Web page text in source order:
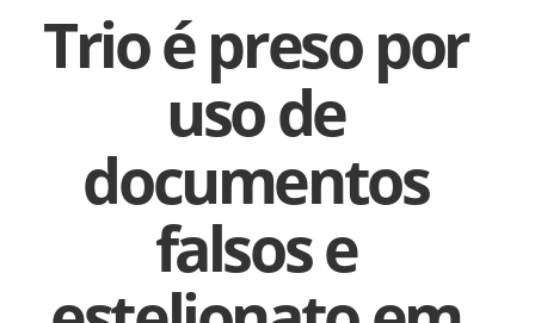
Trio é preso por
uso de
documentos
falsos e